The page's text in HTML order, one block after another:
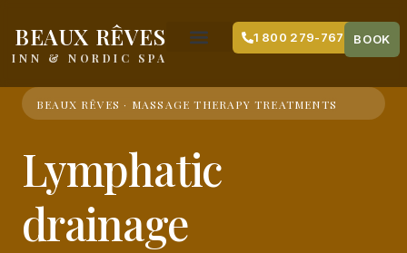
BEAUX RÊVES
INN & NORDIC SPA
1 800 279-7679 BOOK
BEAUX RÊVES · MASSAGE THERAPY TREATMENTS
Lymphatic
drainage